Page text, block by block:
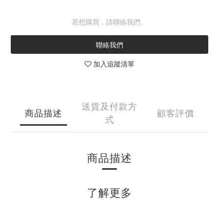
若想購買，請聯絡我們。
聯絡我們
加入追蹤清單
商品描述
送貨及付款方
式
顧客評價
商品描述
了解更多